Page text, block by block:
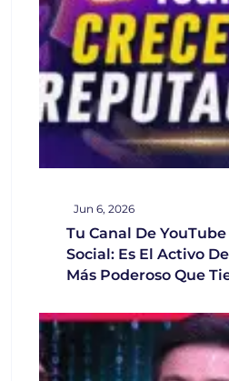
Jun 6, 2026
Tu Canal De
Social: Es El Activo
Más Poderoso Que